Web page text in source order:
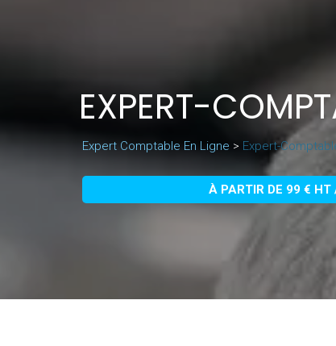
EXPERT-
Expert Comptable En Ligne > Expert-
À PARTIR DE 99 €